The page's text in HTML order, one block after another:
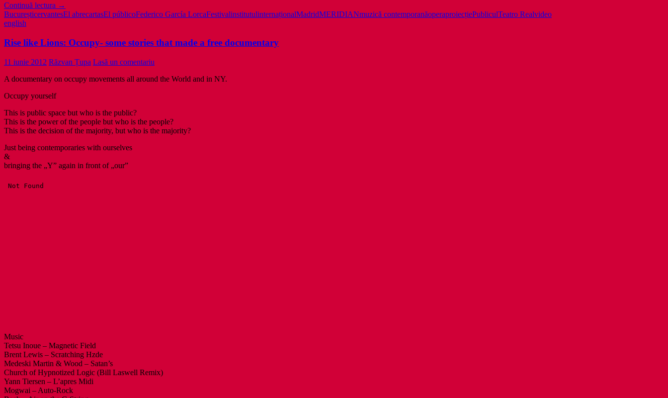
Continuă lectura Două
spectacole
Real
din
Madrid,
proiectate
la
București
→
BucureșticervantesEl abrecartasEl públicoFederico García LorcaFestivalinstitutulinternaționalMadridMERIDIANmuzică contemporanăoperaproiecțiePubliculTeatro Realvideo
english
Rise like Lions: Occupy- some stories that made a free documentary
11 iunie 2012 Răzvan Țupa Lasă un comentariu
A documentary on occupy movements all around the World and in NY.
Occupy yourself
This is public space but who is the public?
This is the power of the people but who is the people?
This is the decision of the majority, but who is the majority?
Just being contemporaries with ourselves
&
bringing the „Y” again in front of „our”
Music
Tetsu Inoue – Magnetic Field
Brent Lewis – Scratching Hzde
Medeski Martin & Wood – Satan’s
Church of Hypnotized Logic (Bill Laswell Remix)
Yann Tiersen – L’apres Midi
Mogwai – Auto-Rock